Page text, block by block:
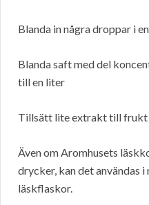
Blanda in några droppar i
Blanda saft med del
till en liter
Tillsätt lite extrakt till frukt
Även om Aromhusets
drycker, kan det användas
läskflaskor.